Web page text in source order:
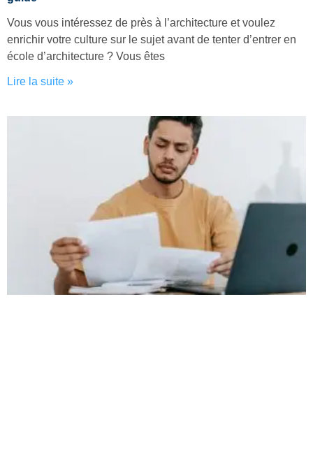
Vous vous intéressez de près à l’architecture et voulez
enrichir votre culture sur le sujet avant de tenter d’entrer en
école d’architecture ? Vous êtes
Lire la suite »